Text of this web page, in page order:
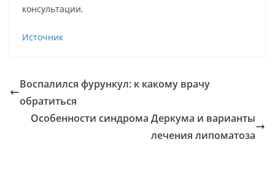
консультации.
Источник
Воспалился фурункул: к какому врачу
обратиться
Особенности синдрома Деркума и варианты
лечения липоматоза